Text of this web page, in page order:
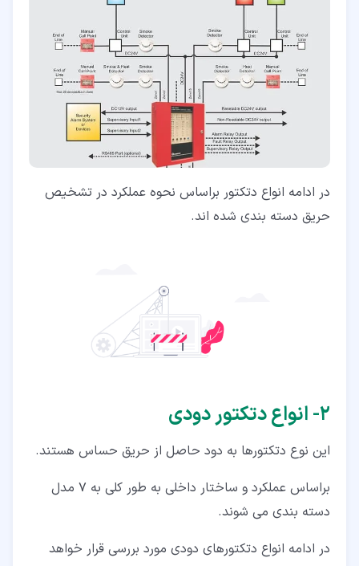
در ادامه انواع دتکتور براساس نحوه عملکرد در تشخیص
حریق دسته بندی شده اند.
۲‏- انواع دتکتور دودی
این نوع دتکتورها به دود حاصل از حریق حساس هستند.
براساس عملکرد و ساختار داخلی به طور کلی به 7 مدل
دسته بندی می شوند.
در ادامه انواع دتکتورهای دودی مورد بررسی قرار خواهد